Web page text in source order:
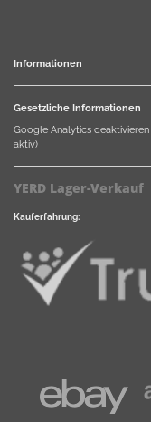
Informationen
Gesetzliche Informationen
Google Analytics deaktivieren
aktiv)
YERD Lager-Verkauf
Kauferfahrung: